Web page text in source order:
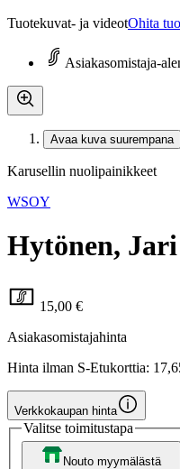
Tuotekuvat- ja videotOhita
Asiakasomistaja-
Avaa kuva suurempana
Karusellin nuolipainikkeet
WSOY
Hytönen,
15,00 €
Asiakasomistajahinta
Hinta ilman S-Etukorttia:
Verkkokaupan hinta
Valitse toimitustapa
Nouto myymälästä